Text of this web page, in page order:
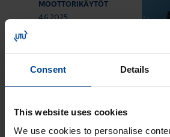
Consent Details
This website uses cookies
We use cookies to personalise
MOOTTORIKÄYTÖT
4.6.2025
Mitsubishi
Electriciltä
25.3.2024
Lukuaika: 3 min